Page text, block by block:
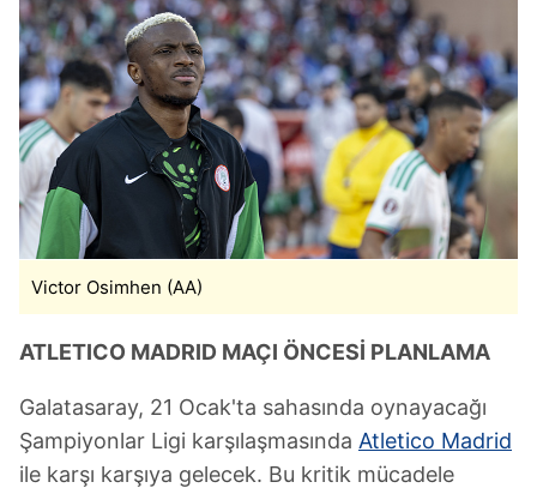
Victor Osimhen (AA)
ATLETICO MADRID MAÇI ÖNCESİ PLANLAMA
Galatasaray, 21 Ocak'ta sahasında oynayacağı
Şampiyonlar Ligi karşılaşmasında Atletico Madrid
ile karşı karşıya gelecek. Bu kritik mücadele